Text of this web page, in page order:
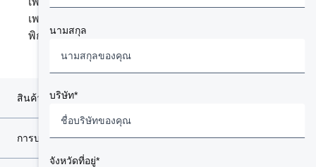
เพลาหลัง 12,000 กก.
พิกัดน้ำหนักที่ตัวรถสูงสุด 19,500 กก.
นามสกุล
บริษัท*
จังหวัดที่อยู่*
สินค้า
การบริการ